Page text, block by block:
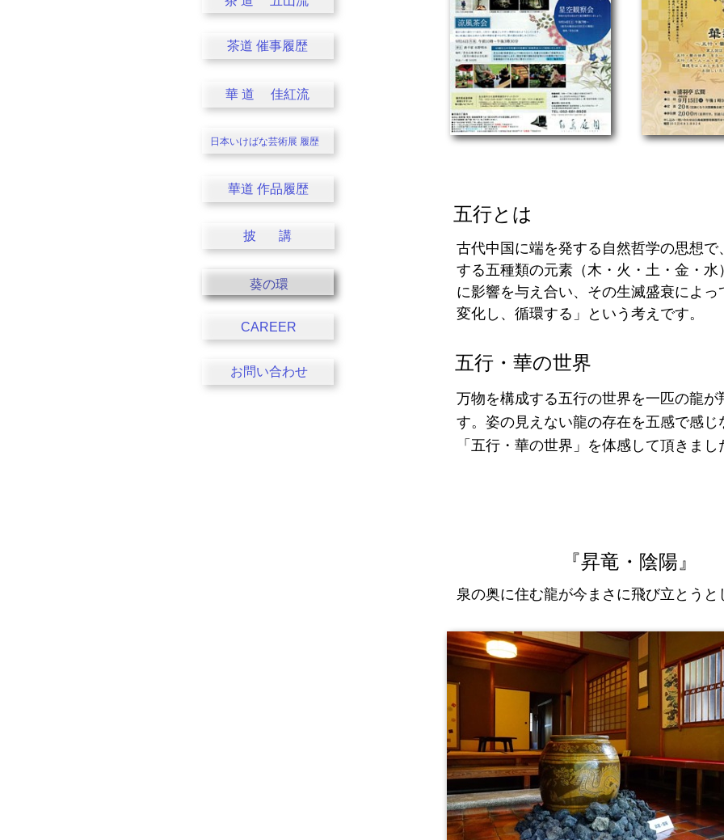
『昇竜・陰陽』
泉の奥に住む龍が今まさに飛び立とうと
五行とは
古代中国に端を発する自然哲学の思想で
する五種類の元素（木・火・土・金・水
に影響を与え合い、その生滅盛衰によっ
変化し、循環する」という考えです。
五行・華の世界
万物を構成する五行の世界を一匹の龍が
す。姿の見えない龍の存在を五感で感じ
「五行・華の世界」を体感して頂きまし
葵の環
披 講
茶道 催事履歴
華 道 佳紅流
日本いけばな芸術展 履歴
華道 作品履歴
お問い合わせ
CAREER